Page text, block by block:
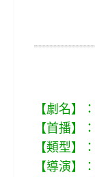
【劇名】：
【首播】：
【類型】：
【導演】：